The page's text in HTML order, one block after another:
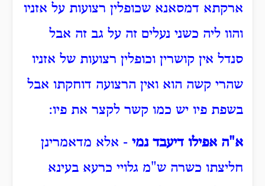
ארקתא דמסאנא שכופלין רצועות על אזניו
והוו ליה כשני נעלים זה על גב זה אבל
סנדל אין קושרין וכופלין רצועות של אזניו
שהרי קשה הוא ואין הרצועה דוחקתו אבל
בשפת פיו יש כמו קשר לקצר את פיו:
א"ה אפילו דיעבד נמי - אלא מדאמרינן
חליצתו כשרה ש"מ גלויי כרעא בעינא